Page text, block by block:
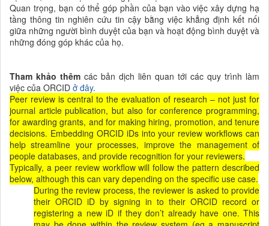
Quan trọng, bạn có thể góp phần của bạn vào việc xây dựng hạ
tầng thông tin nghiên cứu tin cậy bằng việc khẳng định kết nối
giữa những người bình duyệt của bạn và hoạt động bình duyệt và
những đóng góp khác của họ.
Tham khảo thêm các bản dịch liên quan tới các quy trình làm
việc của ORCID ở đây.
Peer review is central to the evaluation of research – not just for
journal article publication, but also for conference programming,
for awarding grants, and for making hiring, promotion, and tenure
decisions. Embedding ORCID iDs into your review workflows can
help streamline your processes, improve the management of
people databases, and provide recognition for your reviewers.
Typically, a peer review workflow will follow the pattern described
below, although this can vary depending on the specific use case.
During the review process, the reviewer is asked to provide
their ORCID iD by signing in to their ORCID record or
registering a new iD if they don’t already have one. This